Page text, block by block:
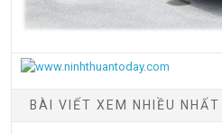
BÀI VIẾT XEM NHIỀU NHẤT